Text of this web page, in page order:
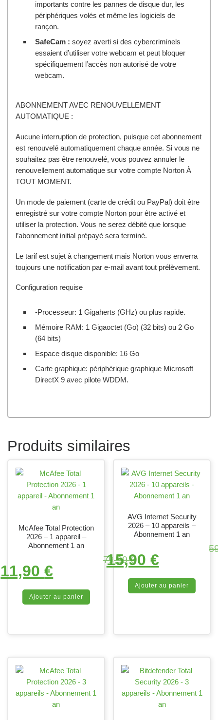
importants contre les pannes de disque dur, les
périphériques volés et même les logiciels de
rançon.
SafeCam : soyez averti si des cybercriminels
essaient d’utiliser votre webcam et peut bloquer
spécifiquement l’accès non autorisé de votre
webcam.
ABONNEMENT AVEC RENOUVELLEMENT
AUTOMATIQUE :
Aucune interruption de protection, puisque cet abonnement
est renouvelé automatiquement chaque année. Si vous ne
souhaitez pas être renouvelé, vous pouvez annuler le
renouvellement automatique sur votre compte Norton À
TOUT MOMENT.
Un mode de paiement (carte de crédit ou PayPal) doit être
enregistré sur votre compte Norton pour être activé et
utiliser la protection. Vous ne serez débité que lorsque
l’abonnement initial prépayé sera terminé.
Le tarif est sujet à changement mais Norton vous enverra
toujours une notification par e-mail avant tout prélèvement.
Configuration requise
-Processeur: 1 Gigaherts (GHz) ou plus rapide.
Mémoire RAM: 1 Gigaoctet (Go) (32 bits) ou 2 Go
(64 bits)
Espace disque disponible: 16 Go
Carte graphique: périphérique graphique Microsoft
DirectX 9 avec pilote WDDM.
Produits similaires
McAfee Total Protection
2026 – 1 appareil –
Abonnement 1 an
79,99€
Le prix initial était : 79,99 €.
11,90€ Le prix actuel est : 11,90
Ajouter au panier
AVG Internet Security
2026 – 10 appareils –
Abonnement 1 an
Le
15,90 €
Ajouter au panier